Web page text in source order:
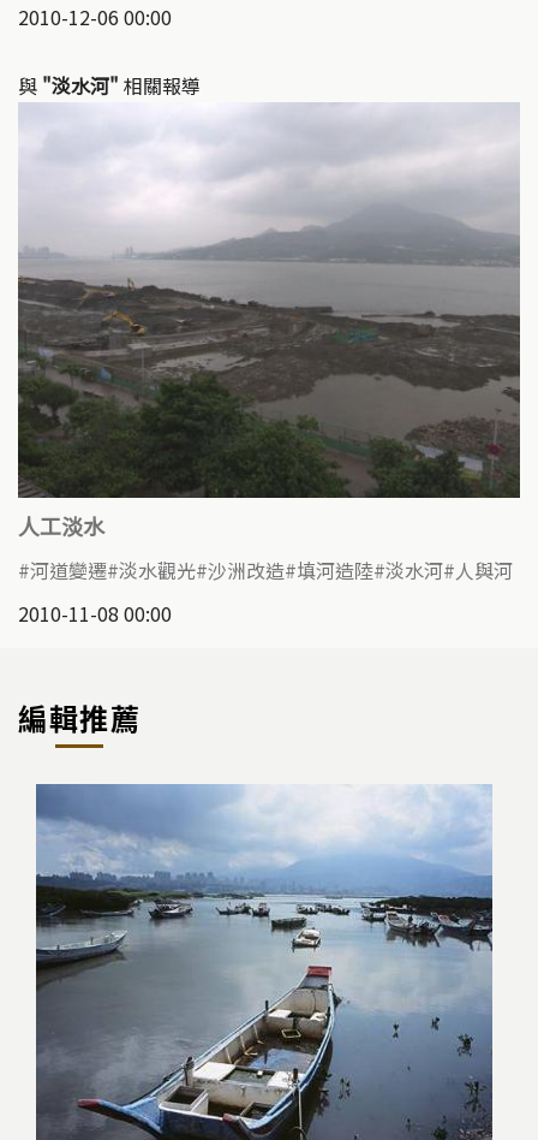
2010-12-06 00:00
與 "淡水河" 相關報導
人工淡水
河道變遷 淡水觀光 沙洲改造 填河造陸 淡水河 人與河
2010-11-08 00:00
編輯推薦